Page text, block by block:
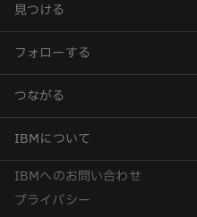
IBMへのお問い合わせ
プライバシー